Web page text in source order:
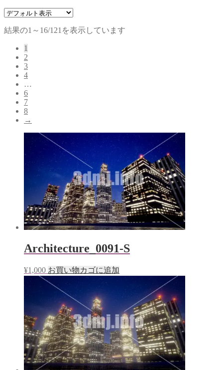
結果の1～16/121を表示しています
1
2
3
4
…
6
7
8
→
Architecture_0091-S
¥1,000 お買い物カゴに追加